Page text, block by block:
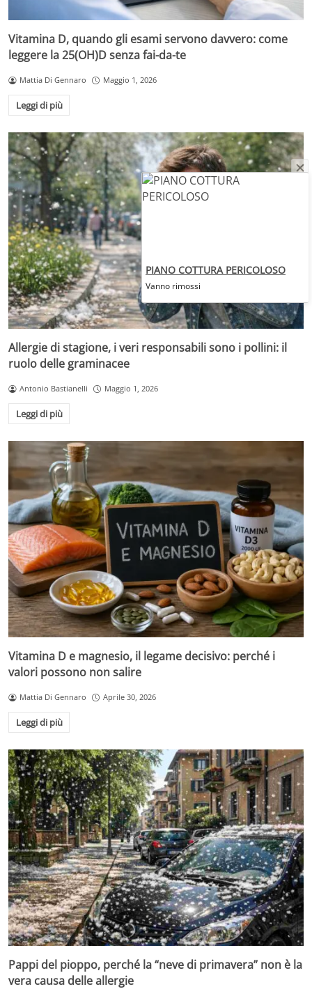
Vitamina D, quando gli esami servono davvero: come
leggere la 25(OH)D senza fai-da-te
Mattia Di Gennaro Maggio 1, 2026
Leggi di più
Allergie di stagione, i veri responsabili sono i pollini: il
ruolo delle graminacee
Antonio Bastianelli Maggio 1, 2026
Leggi di più
Vitamina D e magnesio, il legame decisivo: perché i
valori possono non salire
Mattia Di Gennaro Aprile 30, 2026
Leggi di più
Pappi del pioppo, perché la “neve di primavera” non è la
vera causa delle allergie
PIANO COTTURA PERICOLOSO
Vanno rimossi